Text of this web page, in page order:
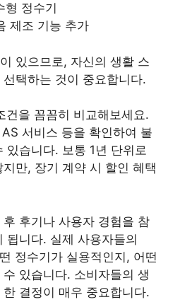
형 정수기
제조 기능 추가
있으므로, 자신의 생활 스
택하는 것이 중요합니다.
건을 꼼꼼히 비교해보세요.
서비스 등을 확인하여 불
있습니다. 보통 1년 단위로
만, 장기 계약 시 할인 혜택
후기나 사용자 경험을 참
됩니다. 실제 사용자들의
정수기가 실용적인지, 어떤
있습니다. 소비자들의 생
결정이 매우 중요합니다.